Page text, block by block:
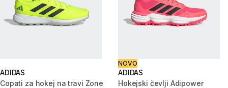
ADIDAS
Copati za hokej na travi Zone
NOVO
ADIDAS
Hokejski čevlji Adipower